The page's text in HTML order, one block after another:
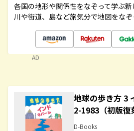
各国の地形や関係性をなぞって学ぶ新
川や街道、島など旅気分で地図をなぞ
AD
地球の歩き方 3
2-1983（初版復
D-Books